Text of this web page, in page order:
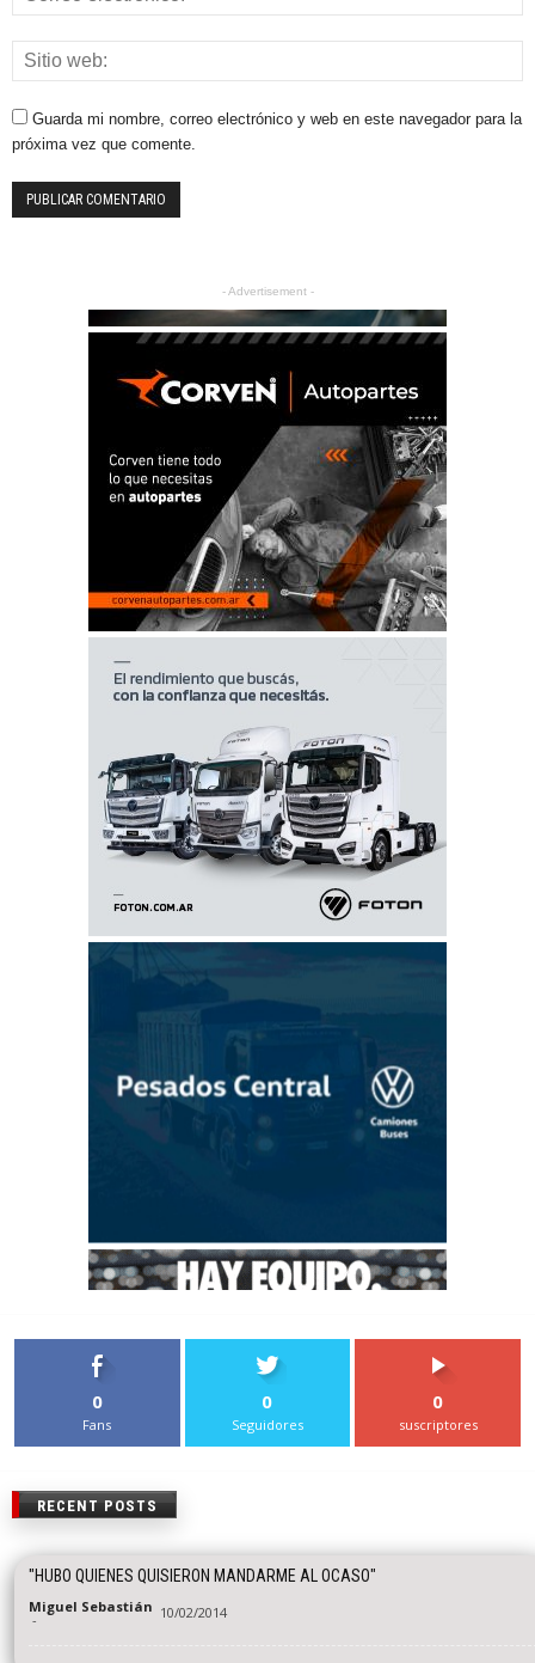
Guarda mi nombre, correo electrónico y web en este navegador para la
próxima vez que comente.
- Advertisement -
0
Fans
0
Seguidores
0
suscriptores
RECENT POSTS
"HUBO QUIENES QUISIERON MANDARME AL OCASO"
Miguel Sebastián
- 10/02/2014